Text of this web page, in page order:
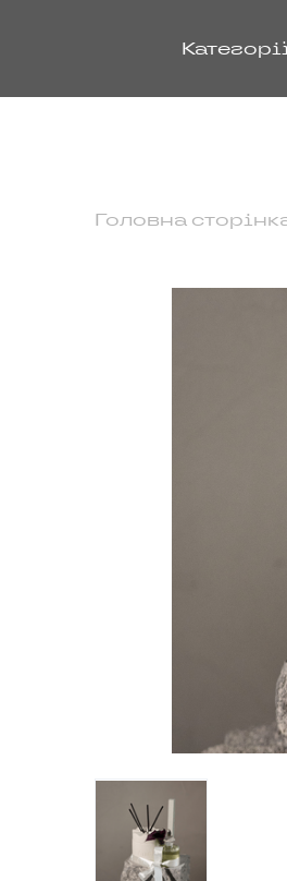
Головна